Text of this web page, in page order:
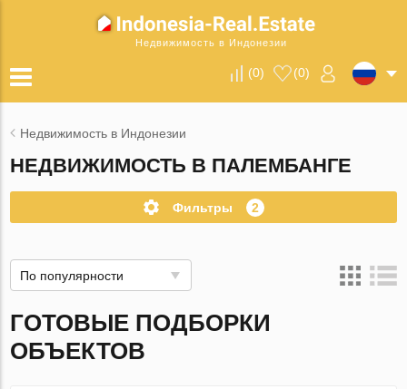
Недвижимость в Индонезии
(0) (0)
Недвижимость в Индонезии
НЕДВИЖИМОСТЬ В ПАЛЕМБАНГЕ
Фильтры 2
По популярности
ГОТОВЫЕ ПОДБОРКИ
ОБЪЕКТОВ